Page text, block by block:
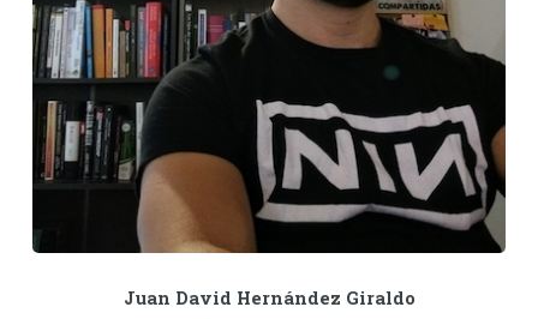
Juan David Hernández Giraldo